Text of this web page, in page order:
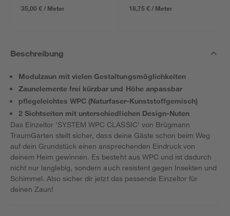
35,00 € / Meter 18,75 € / Meter
Beschreibung
Modulzaun mit vielen Gestaltungsmöglichkeiten
Zaunelemente frei kürzbar und Höhe anpassbar
pflegeleichtes WPC (Naturfaser-Kunststoffgemisch)
2 Sichtseiten mit unterschiedlichen Design-Nuten
Das Einzeltor 'SYSTEM WPC CLASSIC' von Brügmann
TraumGarten stellt sicher, dass deine Gäste schon beim Weg
auf dein Grundstück einen ansprechenden Eindruck von
deinem Heim gewinnen. Es besteht aus WPC und ist dadurch
nicht nur langlebig, sondern auch resistent gegen Insekten und
Schimmel. Also sicher dir jetzt das passende Einzeltor für
deinen Zaun!